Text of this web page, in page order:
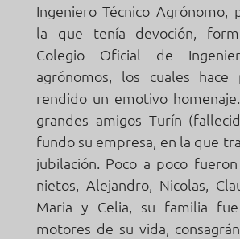
Ingeniero Técnico Agrónomo,
la que tenía devoción,
Colegio Oficial de
agrónomos, los cuales
rendido un emotivo
grandes amigos Turín
fundo su empresa, en la que
jubilación. Poco a poco
nietos, Alejandro, Nicolas,
Maria y Celia, su familia
motores de su vida,